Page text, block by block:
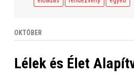
OKTÓBER
Lélek és Élet